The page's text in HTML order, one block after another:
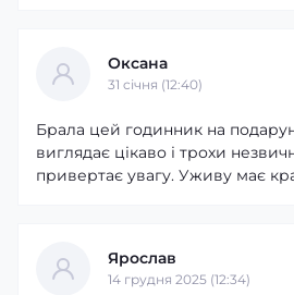
Оксана
31 cічня (12:40)
Брала цей годинник на
виглядає цікаво і трохи
привертає увагу. Уживу має
Ярослав
14 грудня 2025 (12:34)